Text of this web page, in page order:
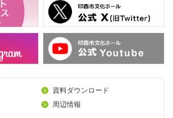
資料ダウンロード
周辺情報